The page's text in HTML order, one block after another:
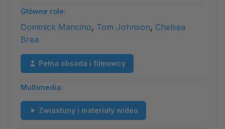
Główne role:
Dominick Mancino, Tom Johnson, Chelsea
Brea
Pełna obsada i filmowcy
Multimedia:
Zwiastuny i materiały wideo